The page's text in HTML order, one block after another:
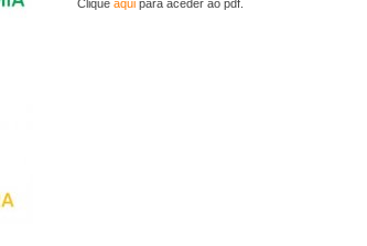
Clique aqui para aceder ao pdf.